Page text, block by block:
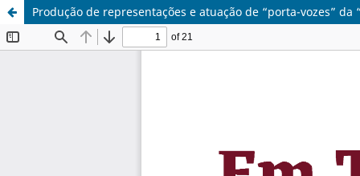
Produção de representações e atuação de “porta-vozes”